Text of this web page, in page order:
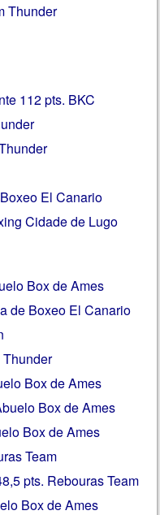
Thunder
112 pts. BKC
El Canario
Cidade de Lugo
Box de Ames
de Boxeo El Canario
Thunder
Box de Ames
Box de Ames
Box de Ames
Team
pts. Rebouras Team
Box de Ames